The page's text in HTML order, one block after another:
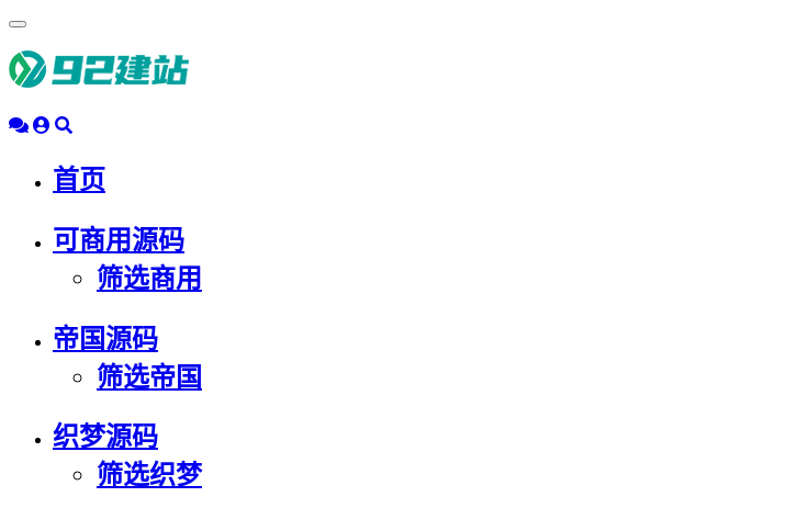
动
导
首页
可商用源码
筛选商用
帝国源码
筛选帝国
织梦源码
筛选织梦